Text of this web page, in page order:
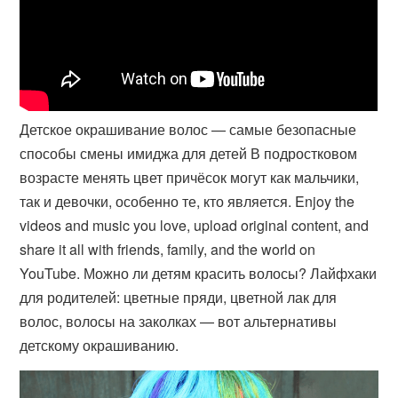
Детское окрашивание волос — самые безопасные
способы смены имиджа для детей В подростковом
возрасте менять цвет причёсок могут как мальчики,
так и девочки, особенно те, кто является. Enjoy the
videos and music you love, upload original content, and
share it all with friends, family, and the world on
YouTube. Можно ли детям красить волосы? Лайфхаки
для родителей: цветные пряди, цветной лак для
волос, волосы на заколках — вот альтернативы
детскому окрашиванию.